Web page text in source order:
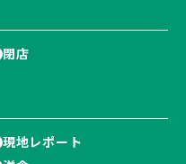
閉店
現地レポート